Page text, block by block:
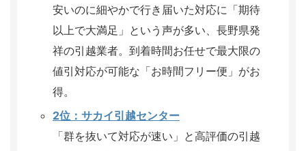
安いのに細やかで行き届いた対応に「期待
以上で大満足」という声が多い、長野県発
祥の引越業者。到着時間お任せで最大限の
値引対応が可能な「お時間フリー便」がお
得。
2位：サカイ引越センター
「群を抜いて対応が速い」と高評価の引越